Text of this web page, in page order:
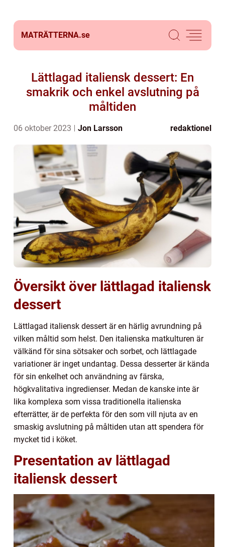
MATRÄTTERNA.se
Lättlagad italiensk dessert: En
smakrik och enkel avslutning på
måltiden
06 oktober 2023 Jon Larsson redaktionel
Översikt över lättlagad italiensk
dessert
Lättlagad italiensk dessert är en härlig avrundning på
vilken måltid som helst. Den italienska matkulturen är
välkänd för sina sötsaker och sorbet, och lättlagade
variationer är inget undantag. Dessa desserter är kända
för sin enkelhet och användning av färska,
högkvalitativa ingredienser. Medan de kanske inte är
lika komplexa som vissa traditionella italienska
efterrätter, är de perfekta för den som vill njuta av en
smaskig avslutning på måltiden utan att spendera för
mycket tid i köket.
Presentation av lättlagad
italiensk dessert